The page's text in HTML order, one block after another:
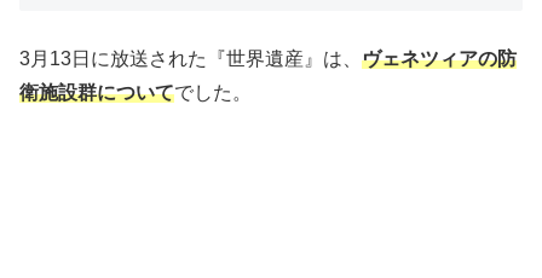
3月13日に放送された『世界遺産』は、 ヴェネツィアの防
衛施設群についてでした。